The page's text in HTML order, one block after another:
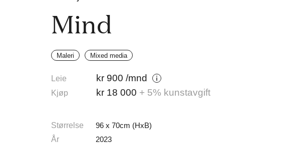
Mind
Maleri Mixed media
Leie kr 900 /mnd
Kjøp kr 18 000 + 5% kunstavgift
Størrelse
96 x 70cm (HxB)
År
2023